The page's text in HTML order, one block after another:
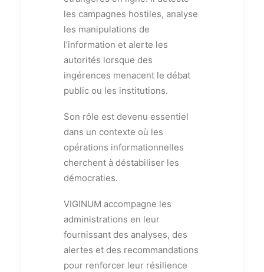
les campagnes hostiles, analyse
les manipulations de
l’information et alerte les
autorités lorsque des
ingérences menacent le débat
public ou les institutions.
Son rôle est devenu essentiel
dans un contexte où les
opérations informationnelles
cherchent à déstabiliser les
démocraties.
VIGINUM accompagne les
administrations en leur
fournissant des analyses, des
alertes et des recommandations
pour renforcer leur résilience